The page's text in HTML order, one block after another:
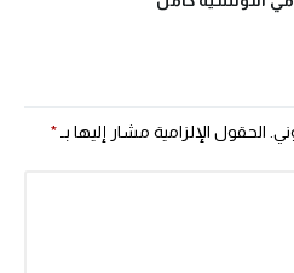
الحقول الإلزامية مشار إليها بـ*